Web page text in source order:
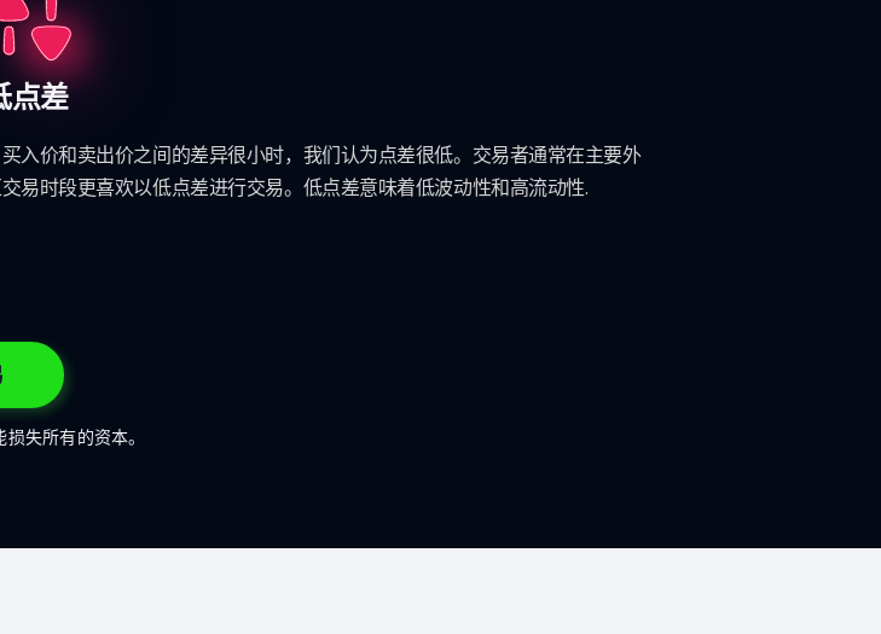
点差
入价和卖出价之间的差异很小时，我们认为点差很低。交易者通常在主要外
易时段更喜欢以低点差进行交易。低点差意味着低波动性和高流动性.
失所有的资本。